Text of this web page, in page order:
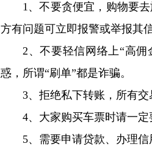
1、不要贪便宜，购物要
方有问题可立即报警或举报其信
2、不要轻信网络上“高
惑，所谓“刷单”都是诈骗。
3、拒绝私下转账，所有交
4、大家购买车票时请一定
5、需要申请贷款、办理